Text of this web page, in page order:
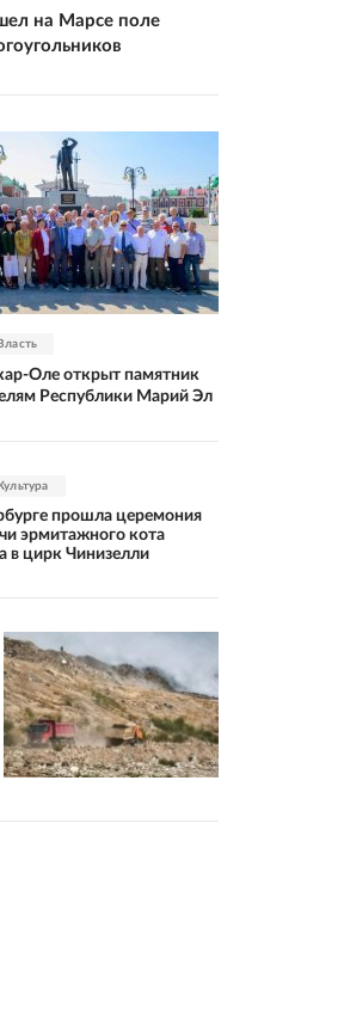
на Марсе поле
Власть
Оле открыт памятник
Республики Марий Эл
Культура
прошла церемония
эрмитажного кота
в цирк Чинизелли